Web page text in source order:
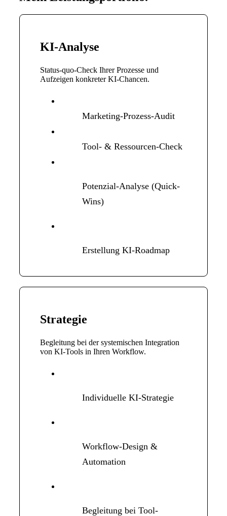
KI-Analyse
Status-quo-Check Ihrer Prozesse und
Aufzeigen konkreter KI-Chancen.
Marketing-Prozess-Audit
Tool- & Ressourcen-Check
Potenzial-Analyse (Quick-
Wins)
Erstellung KI-Roadmap
Strategie
Begleitung bei der systemischen Integration
von KI-Tools in Ihren Workflow.
Individuelle KI-Strategie
Workflow-Design &
Automation
Begleitung bei Tool-